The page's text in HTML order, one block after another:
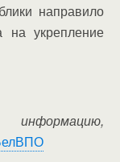
направило
укрепление